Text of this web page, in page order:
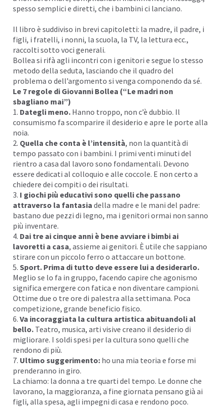
spesso semplici e diretti, che i bambini ci lanciano.
Il libro è suddiviso in brevi capitoletti: la madre, il padre, i
figli, i fratelli, i nonni, la scuola, la TV, la lettura ecc.,
raccolti sotto voci generali.
Bollea si rifà agli incontri con i genitori e segue lo stesso
metodo della seduta, lasciando che il quadro del
problema o dell’argomento si venga componendo da sé.
Le 7 regole di Giovanni Bollea (“Le madri non
sbagliano mai”)
1. Dategli meno. Hanno troppo, non c’è dubbio. Il
consumismo fa scomparire il desiderio e apre le porte alla
noia.
2. Quella che conta è l’intensità, non la quantità di
tempo passato con i bambini. I primi venti minuti del
rientro a casa dal lavoro sono fondamentali. Devono
essere dedicati al colloquio e alle coccole. E non certo a
chiedere dei compiti o dei risultati.
3. I giochi più educativi sono quelli che passano
attraverso la fantasia della madre e le mani del padre:
bastano due pezzi di legno, ma i genitori ormai non sanno
più inventare.
4. Dai tre ai cinque anni è bene avviare i bimbi ai
lavoretti a casa, assieme ai genitori. È utile che sappiano
stirare con un piccolo ferro o attaccare un bottone.
5. Sport. Prima di tutto deve essere lui a desiderarlo.
Meglio se lo fa in gruppo, facendo capire che agonismo
significa emergere con fatica e non diventare campioni.
Ottime due o tre ore di palestra alla settimana. Poca
competizione, grande beneficio fisico.
6. Va incoraggiata la cultura artistica abituandoli al
bello. Teatro, musica, arti visive creano il desiderio di
migliorare. I soldi spesi per la cultura sono quelli che
rendono di più.
7. Ultimo suggerimento: ho una mia teoria e forse mi
prenderanno in giro.
La chiamo: la donna a tre quarti del tempo. Le donne che
lavorano, la maggioranza, a fine giornata pensano già ai
figli, alla spesa, agli impegni di casa e rendono poco.